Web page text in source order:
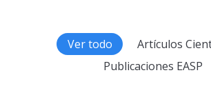
Ver todo
Artículos
Publicaciones EASP